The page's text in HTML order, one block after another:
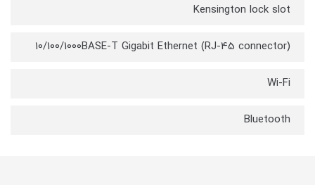
Kensington lock slot
10/100/1000BASE-T Gigabit Ethernet (RJ-45 connector)
Wi-Fi
Bluetooth